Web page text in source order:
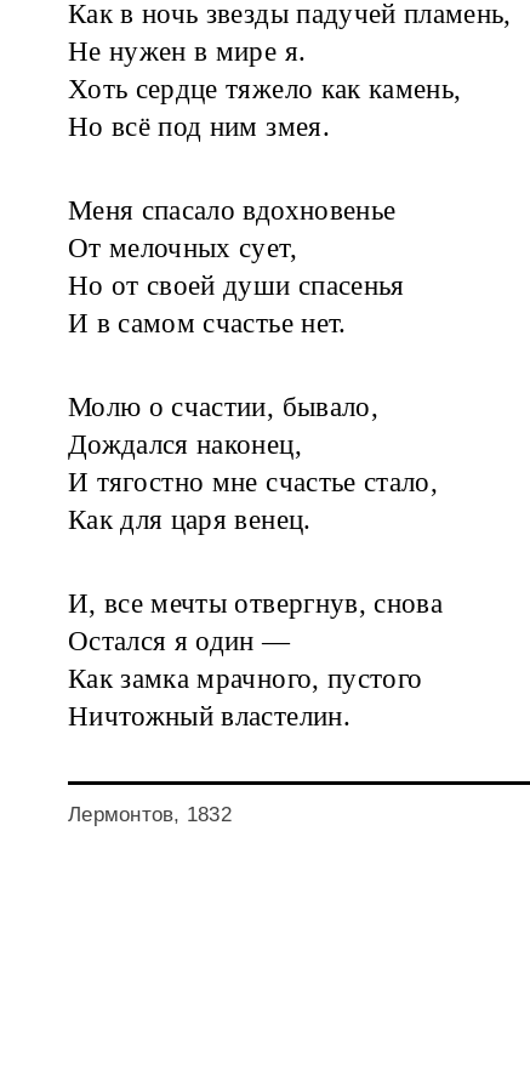
Как в ночь звезды падучей пламень,
‎Не нужен в мире я.
Хоть сердце тяжело как камень,
‎Но всё под ним змея.
Меня спасало вдохновенье
‎От мелочных сует,
Но от своей души спасенья
‎И в самом счастье нет.
Молю о счастии, бывало,
‎Дождался наконец,
И тягостно мне счастье стало,
‎Как для царя венец.
И, все мечты отвергнув, снова
‎Остался я один —
Как замка мрачного, пустого
‎Ничтожный властелин.
Лермонтов, 1832